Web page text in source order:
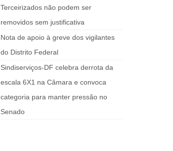
Terceirizados não podem ser
removidos sem justificativa
Nota de apoio à greve dos vigilantes
do Distrito Federal
Sindiserviços-DF celebra derrota da
escala 6X1 na Câmara e convoca
categoria para manter pressão no
Senado